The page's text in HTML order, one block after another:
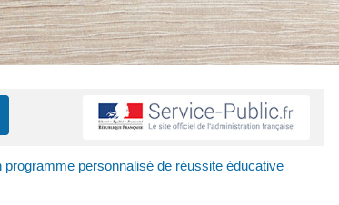
programme personnalisé de réussite éducative